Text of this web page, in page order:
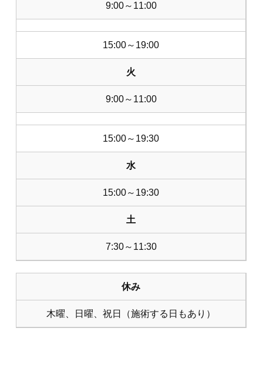
9:00～11:00
15:00～19:00
火
9:00～11:00
15:00～19:30
水
15:00～19:30
土
7:30～11:30
休み
木曜、日曜、祝日（施術する日もあり）